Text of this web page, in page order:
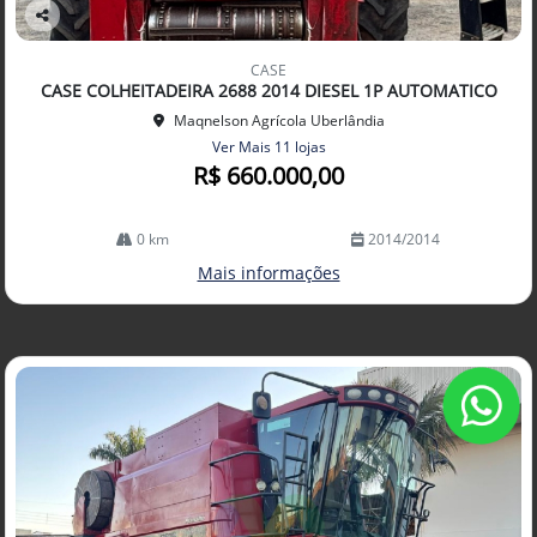
Co
arti
lhe
CASE
CASE COLHEITADEIRA 2688 2014 DIESEL 1P AUTOMATICO
Maqnelson Agrícola Uberlândia
Ver Mais 11 lojas
R$ 660.000,00
0 km 2014/2014
Mais informações